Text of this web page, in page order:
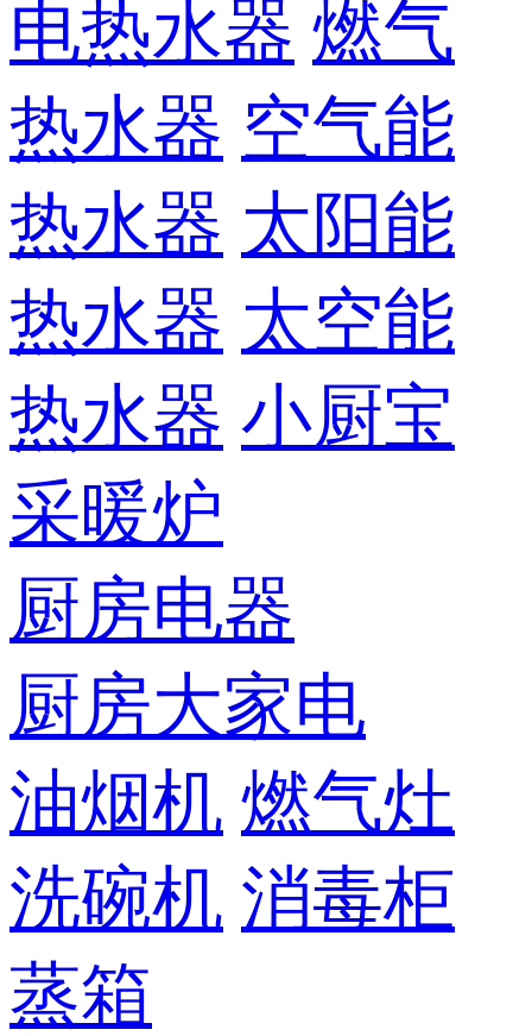
电热水器 燃气
热水器 空气能
热水器 太阳能
热水器 太空能
热水器 小厨宝
采暖炉
厨房电器
厨房大家电
油烟机 燃气灶
洗碗机 消毒柜
蒸箱